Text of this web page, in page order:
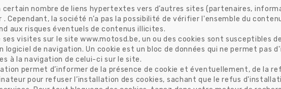
nombre de liens hypertextes vers d’autres sites (partenaires,
. Cependant, la société n’a pas la possibilité de vérifier l'ensemble du
aux risques éventuels de contenus illicites.
visites sur le site www.motosd.be, un ou des cookies sont susceptibles
logiciel de navigation. Un cookie est un bloc de données qui ne permet pas
à la navigation de celui-ci sur le site.
permet d’informer de la présence de cookie et éventuellement, de la
pour refuser l’installation des cookies, sachant que le refus